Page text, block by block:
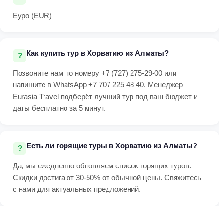
Еуро (EUR)
Как купить тур в Хорватию из Алматы?
Позвоните нам по номеру +7 (727) 275-29-00 или
напишите в WhatsApp +7 707 225 48 40. Менеджер
Eurasia Travel подберёт лучший тур под ваш бюджет и
даты бесплатно за 5 минут.
Есть ли горящие туры в Хорватию из Алматы?
Да, мы ежедневно обновляем список горящих туров.
Скидки достигают 30-50% от обычной цены. Свяжитесь
с нами для актуальных предложений.